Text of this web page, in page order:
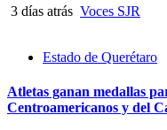
3 días atrás Voces SJR
Estado de Querétaro
Atletas ganan medallas
Centroamericanos y del